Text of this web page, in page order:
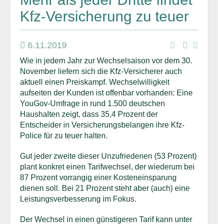
Kfz-Versicherung zu teuer
6.11.2019
Wie in jedem Jahr zur Wechselsaison vor dem 30.
November liefern sich die Kfz-Versicherer auch
aktuell einen Preiskampf. Wechselwilligkeit
aufseiten der Kunden ist offenbar vorhanden: Eine
YouGov-Umfrage in rund 1.500 deutschen
Haushalten zeigt, dass 35,4 Prozent der
Entscheider in Versicherungsbelangen ihre Kfz-
Police für zu teuer halten.
Gut jeder zweite dieser Unzufriedenen (53 Prozent)
plant konkret einen Tarifwechsel, der wiederum bei
87 Prozent vorrangig einer Kosteneinsparung
dienen soll. Bei 21 Prozent steht aber (auch) eine
Leistungsverbesserung im Fokus.
Der Wechsel in einen günstigeren Tarif kann unter